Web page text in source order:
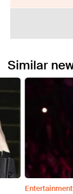
Similar
Entertainment